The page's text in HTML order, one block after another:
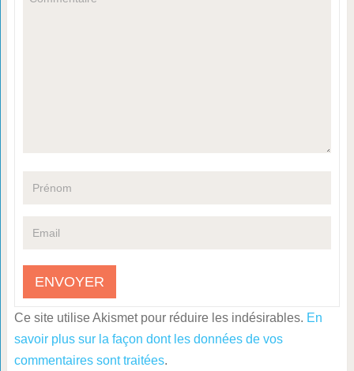
Ce site utilise Akismet pour réduire les indésirables. En
savoir plus sur la façon dont les données de vos
commentaires sont traitées.